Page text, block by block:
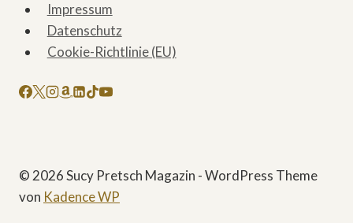
Impressum
Datenschutz
Cookie-Richtlinie (EU)
© 2026 Sucy Pretsch Magazin - WordPress Theme
von Kadence WP